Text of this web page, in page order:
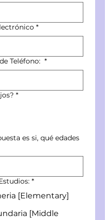
*
Teléfono: *
*
es si, qué edades
*
[Elementary]
[Middle